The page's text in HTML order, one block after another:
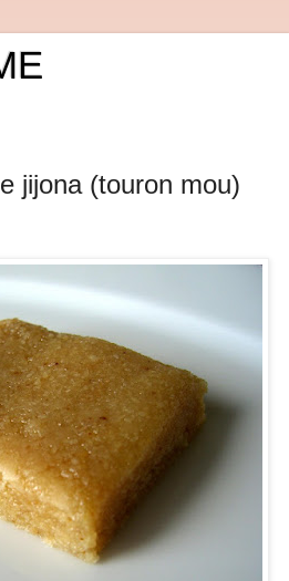
jijona (touron mou)